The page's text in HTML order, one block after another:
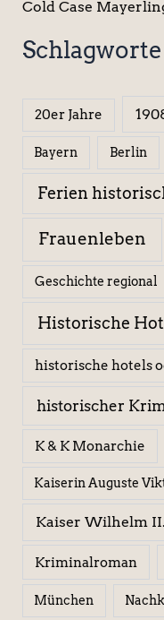
Cold Case
Schlagworte
20er Jahre
Bayern Berlin
Ferien
Frauenleben
Geschichte regional
Historische
historische hotels
historischer
K & K Monarchie
Kaiserin Auguste
Kaiser Wilhelm II.
Kriminalroman
München